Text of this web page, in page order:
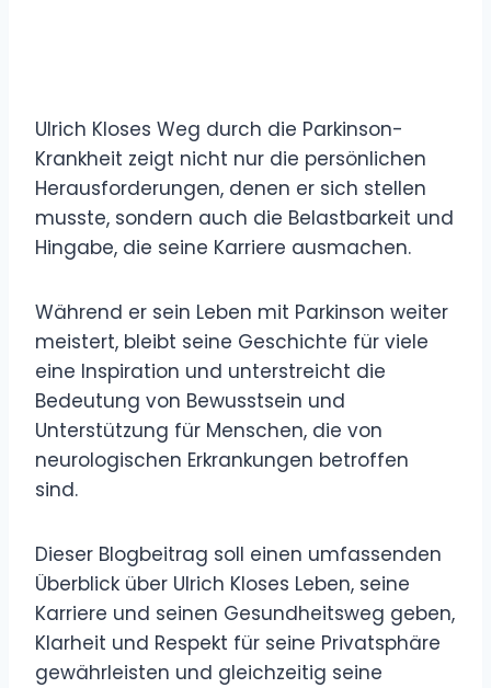
Ulrich Kloses Weg durch die Parkinson-
Krankheit zeigt nicht nur die persönlichen
Herausforderungen, denen er sich stellen
musste, sondern auch die Belastbarkeit und
Hingabe, die seine Karriere ausmachen.
Während er sein Leben mit Parkinson weiter
meistert, bleibt seine Geschichte für viele
eine Inspiration und unterstreicht die
Bedeutung von Bewusstsein und
Unterstützung für Menschen, die von
neurologischen Erkrankungen betroffen
sind.
Dieser Blogbeitrag soll einen umfassenden
Überblick über Ulrich Kloses Leben, seine
Karriere und seinen Gesundheitsweg geben,
Klarheit und Respekt für seine Privatsphäre
gewährleisten und gleichzeitig seine